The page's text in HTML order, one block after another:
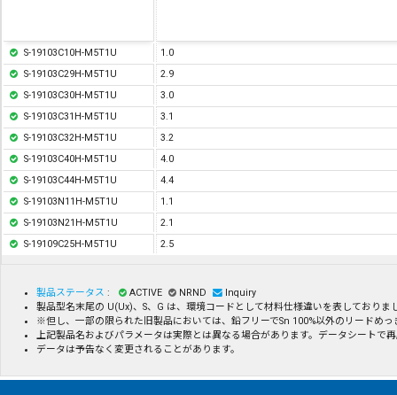
S-19103C10H-M5T1U
1.0
S-19103C29H-M5T1U
2.9
S-19103C30H-M5T1U
3.0
S-19103C31H-M5T1U
3.1
S-19103C32H-M5T1U
3.2
S-19103C40H-M5T1U
4.0
S-19103C44H-M5T1U
4.4
S-19103N11H-M5T1U
1.1
S-19103N21H-M5T1U
2.1
S-19109C25H-M5T1U
2.5
製品ステータス : ACTIVE NRND
Inquiry
製品型名末尾の U(Ux)、S、G は、環境コードとして材料仕様違いを表しており
※但し、一部の限られた旧製品においては、鉛フリーでSn 100%以外のリードめ
上記製品名およびパラメータは実際とは異なる場合があります。データシートで
データは予告なく変更されることがあります。